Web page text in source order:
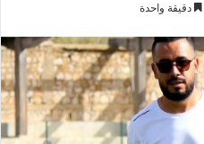
دقيقة واحدة